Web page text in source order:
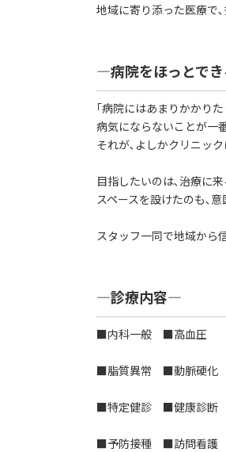
地域に寄り添った医療で
―病院をほっとで
｢病院にはあまりかかり
病気にならないことが一
それが､よしかクリニッ
目指したいのは､治療に
スペースを設けたのも､意
スタッフ一同で地域から
―診療内容―
■内科一般 ■高血圧
■脂質異常 ■動脈硬化
■特定健診 ■健康診断
■予防接種 ■訪問看護